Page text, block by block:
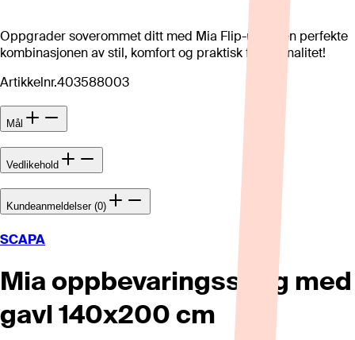
Oppgrader soverommet ditt med Mia Flip-up – den perfekte
kombinasjonen av stil, komfort og praktisk funksjonalitet!
Artikkelnr.403588003
Mål
Vedlikehold
Kundeanmeldelser (0)
SCAPA
Mia oppbevaringsseng med
gavl 140x200 cm